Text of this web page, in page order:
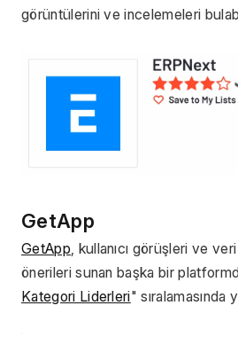
görüntülerini ve incelemeleri
GetApp
GetApp, kullanıcı görüşleri ve veri
önerileri sunan başka bir
Kategori Liderleri" sıralamasında